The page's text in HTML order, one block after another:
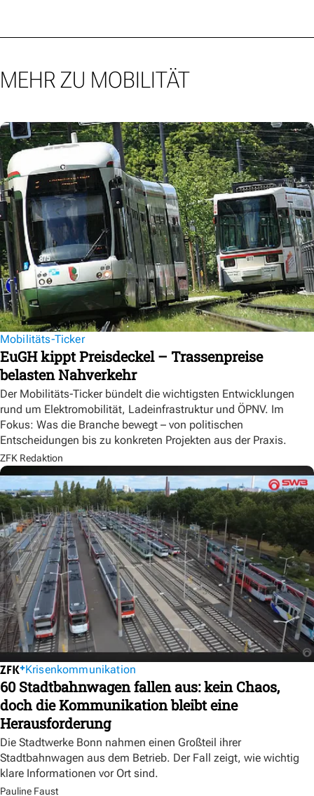
MEHR ZU MOBILITÄT
Mobilitäts-Ticker
EuGH kippt Preisdeckel – Trassenpreise
belasten Nahverkehr
Der Mobilitäts-Ticker bündelt die wichtigsten Entwicklungen
rund um Elektromobilität, Ladeinfrastruktur und ÖPNV. Im
Fokus: Was die Branche bewegt – von politischen
Entscheidungen bis zu konkreten Projekten aus der Praxis.
ZFK Redaktion
Krisenkommunikation
60 Stadtbahnwagen fallen aus: kein Chaos,
doch die Kommunikation bleibt eine
Herausforderung
Die Stadtwerke Bonn nahmen einen Großteil ihrer
Stadtbahnwagen aus dem Betrieb. Der Fall zeigt, wie wichtig
klare Informationen vor Ort sind.
Pauline Faust